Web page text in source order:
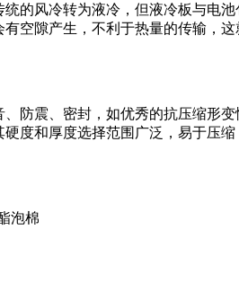
的风冷转为液冷，但液冷板与电
空隙产生，不利于热量的传输，
防震、密封，如优秀的抗压缩形
度和厚度选择范围广泛，易于压
泡棉